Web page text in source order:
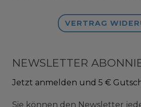
VERTRAG
NEWSLETTER
Jetzt anmelden und 5 €
Sie können den Newsletter